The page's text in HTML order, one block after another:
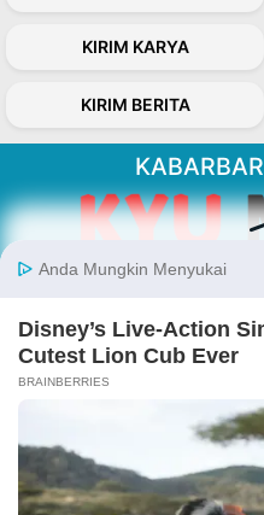
KIRIM KARYA
KIRIM BERITA
Kabarbaru.co
Follow